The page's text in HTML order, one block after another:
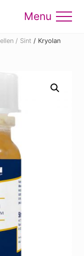
Menu
/ Sint / Kryolan